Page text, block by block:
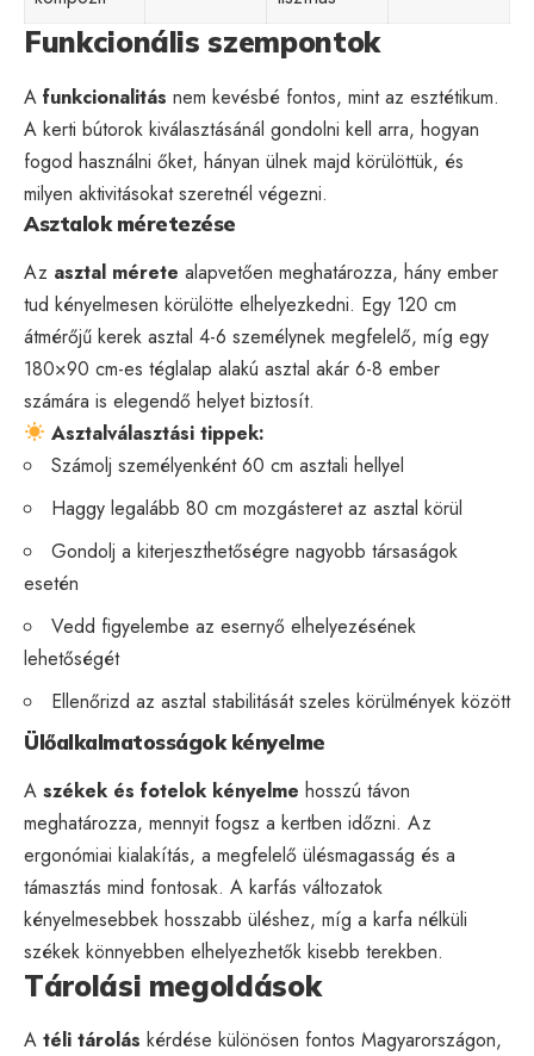
Funkcionális szempontok
A funkcionalitás nem kevésbé fontos, mint az esztétikum.
A kerti bútorok kiválasztásánál gondolni kell arra, hogyan
fogod használni őket, hányan ülnek majd körülöttük, és
milyen aktivitásokat szeretnél végezni.
Asztalok méretezése
Az asztal mérete alapvetően meghatározza, hány ember
tud kényelmesen körülötte elhelyezkedni. Egy 120 cm
átmérőjű kerek asztal 4-6 személynek megfelelő, míg egy
180×90 cm-es téglalap alakú asztal akár 6-8 ember
számára is elegendő helyet biztosít.
Asztalválasztási tippek:
Számolj személyenként 60 cm asztali hellyel
Haggy legalább 80 cm mozgásteret az asztal körül
Gondolj a kiterjeszthetőségre nagyobb társaságok
esetén
Vedd figyelembe az esernyő elhelyezésének
lehetőségét
Ellenőrizd az asztal stabilitását szeles körülmények között
Ülőalkalmatosságok kényelme
A székek és fotelok kényelme hosszú távon
meghatározza, mennyit fogsz a kertben időzni. Az
ergonómiai kialakítás, a megfelelő ülésmagasság és a
támasztás mind fontosak. A karfás változatok
kényelmesebbek hosszabb üléshez, míg a karfa nélküli
székek könnyebben elhelyezhetők kisebb terekben.
Tárolási megoldások
A téli tárolás kérdése különösen fontos Magyarországon,